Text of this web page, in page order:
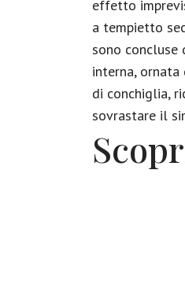
effetto
a tempietto
sono
interna,
di conchiglia,
sovrastare il